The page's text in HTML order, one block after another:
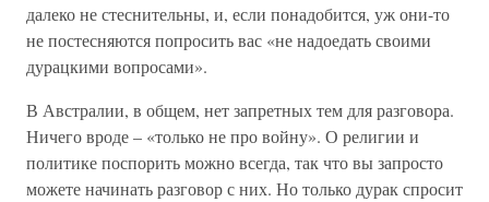
далеко не стеснительны, и, если понадобится, уж они-то
не постесняются попросить вас «не надоедать своими
дурацкими вопросами».
В Австралии, в общем, нет запретных тем для разговора.
Ничего вроде – «только не про войну». О религии и
политике поспорить можно всегда, так что вы запросто
можете начинать разговор с них. Но только дурак спросит